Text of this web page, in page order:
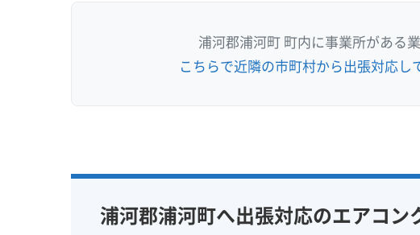
浦河郡浦河町 町内に事業所がある
こちらで近隣の市町村から出張対応し
浦河郡浦河町へ出張対応のエアコン